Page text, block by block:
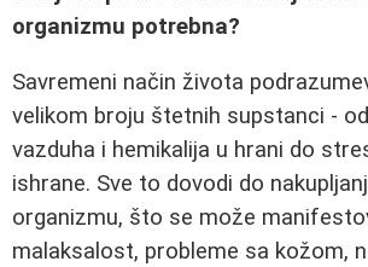
organizmu potrebna?
Savremeni način života
velikom broju štetnih supstanci -
vazduha i hemikalija u hrani do
ishrane. Sve to dovodi do
organizmu, što se može
malaksalost, probleme sa kožom,